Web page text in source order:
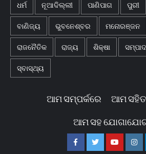
ଧର୍ମ ନୂଆଦିଲ୍ଲୀ ପାଣିପାଗ ପୁରୀ
ବାଣିଜ୍ୟ ଭୁବନେଶ୍ବର ମନୋରଞ୍ଜନ
ରାଜନୈତିକ ରାଜ୍ୟ ଶିକ୍ଷା
ସ୍ବାସ୍ଥ୍ୟ
ଆମ ସମ୍ପର୍କରେ ଆମ ସହିତ
ଆମ ସହ
FacebookTwitterYoutube